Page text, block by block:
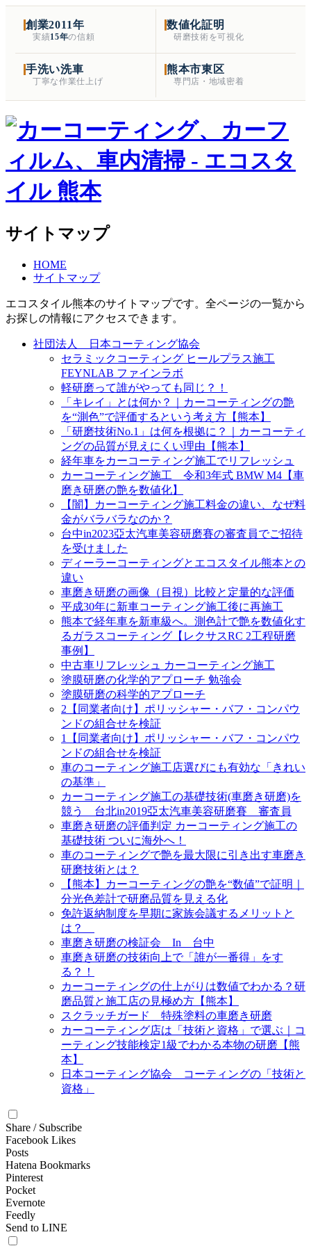
創業2011年
実績15年の信頼
数値化証明
研磨技術を可視化
手洗い洗車
丁寧な作業仕上げ
熊本市東区
専門店・地域密着
サイトマップ
HOME
サイトマップ
エコスタイル熊本のサイトマップです。全ページの一覧から
お探しの情報にアクセスできます。
社団法人 日本コーティング協会
セラミックコーティング ヒールプラス施工
FEYNLAB ファインラボ
軽研磨って誰がやっても同じ？！
「キレイ」とは何か？｜カーコーティングの艶
を“測色”で評価するという考え方【熊本】
「研磨技術No.1」は何を根拠に？｜カーコーティ
ングの品質が見えにくい理由【熊本】
経年車をカーコーティング施工でリフレッシュ
カーコーティング施工 令和3年式 BMW M4【車
磨き研磨の艶を数値化】
【闇】カーコーティング施工料金の違い、なぜ料
金がバラバラなのか？
台中in2023亞太汽車美容研磨賽の審査員でご招待
を受けました
ディーラーコーティングとエコスタイル熊本との
違い
車磨き研磨の画像（目視）比較と定量的な評価
平成30年に新車コーティング施工後に再施工
熊本で経年車を新車級へ。測色計で艶を数値化す
るガラスコーティング【レクサスRC 2工程研磨
事例】
中古車リフレッシュ カーコーティング施工
塗膜研磨の化学的アプローチ 勉強会
塗膜研磨の科学的アプローチ
2【同業者向け】ポリッシャー・バフ・コンパウ
ンドの組合せを検証
1【同業者向け】ポリッシャー・バフ・コンパウ
ンドの組合せを検証
車のコーティング施工店選びにも有効な「きれい
の基準」
カーコーティング施工の基礎技術(車磨き研磨)を
競う 台北in2019亞太汽車美容研磨賽 審査員
車磨き研磨の評価判定 カーコーティング施工の
基礎技術 ついに海外へ！
車のコーティングで艶を最大限に引き出す車磨き
研磨技術とは？
【熊本】カーコーティングの艶を“数値”で証明｜
分光色差計で研磨品質を見える化
免許返納制度を早期に家族会議するメリットと
は？
車磨き研磨の検証会 In 台中
車磨き研磨の技術向上で「誰が一番得」をす
る？！
カーコーティングの仕上がりは数値でわかる？研
磨品質と施工店の見極め方【熊本】
スクラッチガード 特殊塗料の車磨き研磨
カーコーティング店は「技術と資格」で選ぶ｜コ
ーティング技能検定1級でわかる本物の研磨【熊
本】
日本コーティング協会 コーティングの「技術と
資格」
Share / Subscribe
Facebook Likes
Posts
Hatena Bookmarks
Pinterest
Pocket
Evernote
Feedly
Send to LINE